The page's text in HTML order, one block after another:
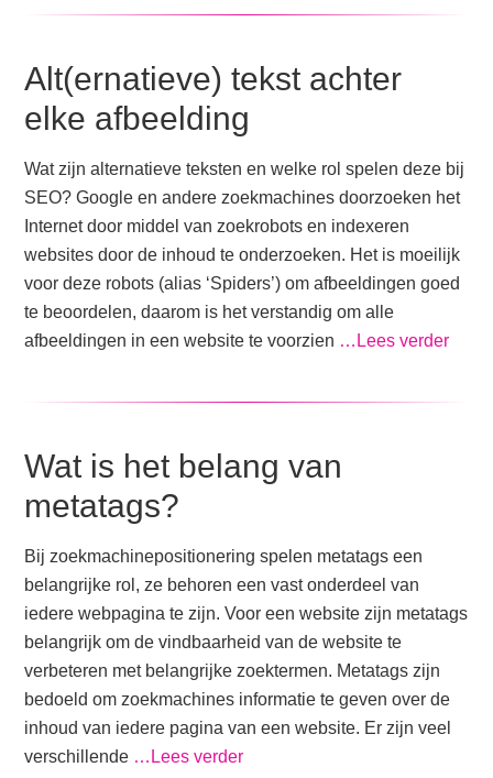
Alt(ernatieve) tekst achter
elke afbeelding
Wat zijn alternatieve teksten en welke rol spelen deze bij
SEO? Google en andere zoekmachines doorzoeken het
Internet door middel van zoekrobots en indexeren
websites door de inhoud te onderzoeken. Het is moeilijk
voor deze robots (alias ‘Spiders’) om afbeeldingen goed
te beoordelen, daarom is het verstandig om alle
afbeeldingen in een website te voorzien …Lees verder
Wat is het belang van
metatags?
Bij zoekmachinepositionering spelen metatags een
belangrijke rol, ze behoren een vast onderdeel van
iedere webpagina te zijn. Voor een website zijn metatags
belangrijk om de vindbaarheid van de website te
verbeteren met belangrijke zoektermen. Metatags zijn
bedoeld om zoekmachines informatie te geven over de
inhoud van iedere pagina van een website. Er zijn veel
verschillende …Lees verder